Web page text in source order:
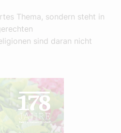
Thema, sondern steht in
sind daran nicht